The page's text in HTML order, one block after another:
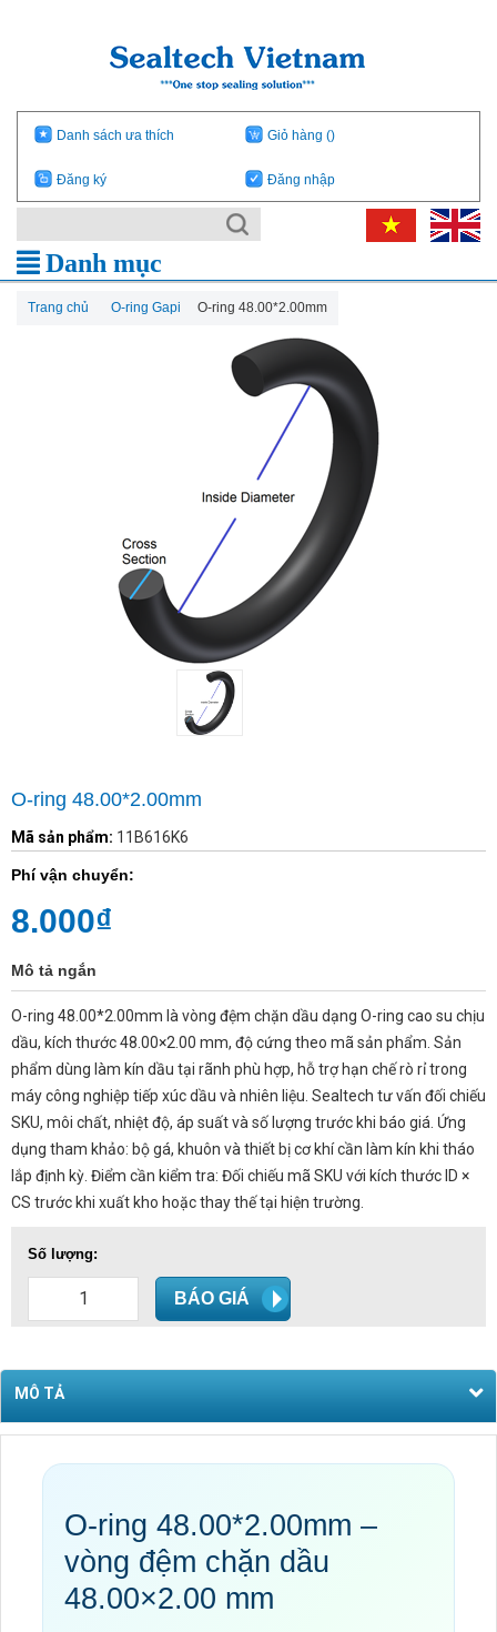
Danh sách ưa thích Giỏ hàng()
Đăng ký Đăng nhập
Danh mục
Trang chủ O-ring Gapi O-ring 48.00*2.00mm
O-ring 48.00*2.00mm
Mã sản phẩm: 11B616K6
Phí vận chuyển:
8.000₫
Mô tả ngắn
O-ring 48.00*2.00mm là vòng đệm chặn dầu dạng O-ring cao su chịu
dầu, kích thước 48.00×2.00 mm, độ cứng theo mã sản phẩm. Sản
phẩm dùng làm kín dầu tại rãnh phù hợp, hỗ trợ hạn chế rò rỉ trong
máy công nghiệp tiếp xúc dầu và nhiên liệu. Sealtech tư vấn đối chiếu
SKU, môi chất, nhiệt độ, áp suất và số lượng trước khi báo giá. Ứng
dụng tham khảo: bộ gá, khuôn và thiết bị cơ khí cần làm kín khi tháo
lắp định kỳ. Điểm cần kiểm tra: Đối chiếu mã SKU với kích thước ID ×
CS trước khi xuất kho hoặc thay thế tại hiện trường.
Số lượng:
BÁO GIÁ
MÔ TẢ
O-ring 48.00*2.00mm –
vòng đệm chặn dầu
48.00×2.00 mm